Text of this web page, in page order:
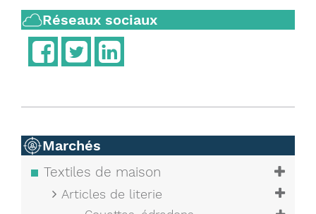
Réseaux sociaux
Marchés
Textiles de maison
Articles de literie